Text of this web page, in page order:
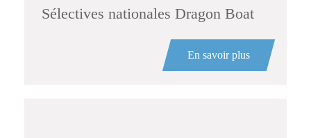
Sélectives nationales Dragon Boat
En savoir plus